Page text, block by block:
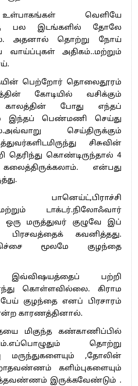
வெளியே
பல இடங்களில் தோலே
அதனால் தொற்று நோய்
வாய்ப்புகள் அதிகம்..மற்றும்
பெற்றோர் தொலைதூரம்
கோடியில் வசிக்கும்
காலத்தின் போது எந்தப்
இந்தப் பெண்மணி செய்து
செய்திருக்கும்
சிசுவின்
தெரிந்து கொண்டிருந்தால் 4
என்பது
பானெய்ட்,பிராச்சி
டாக்டர்.நிலோஃவார்
மருத்துவர் குழுவே இப்
கவனித்தது.
மூலமே குழந்தை
இவ்விஷயத்தைப் பற்றி
கொள்ளவில்லை. கிராம
குழந்தை எனப் பிரசாரம்
காரணத்தினால்.
மிகுந்த கண்காணிப்பில்
தொற்று
மருந்துகளையும் ,தோலின்
களிம்புகளையும்
இருக்கவேண்டும் .